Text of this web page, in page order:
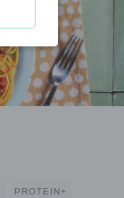
PROTEIN+